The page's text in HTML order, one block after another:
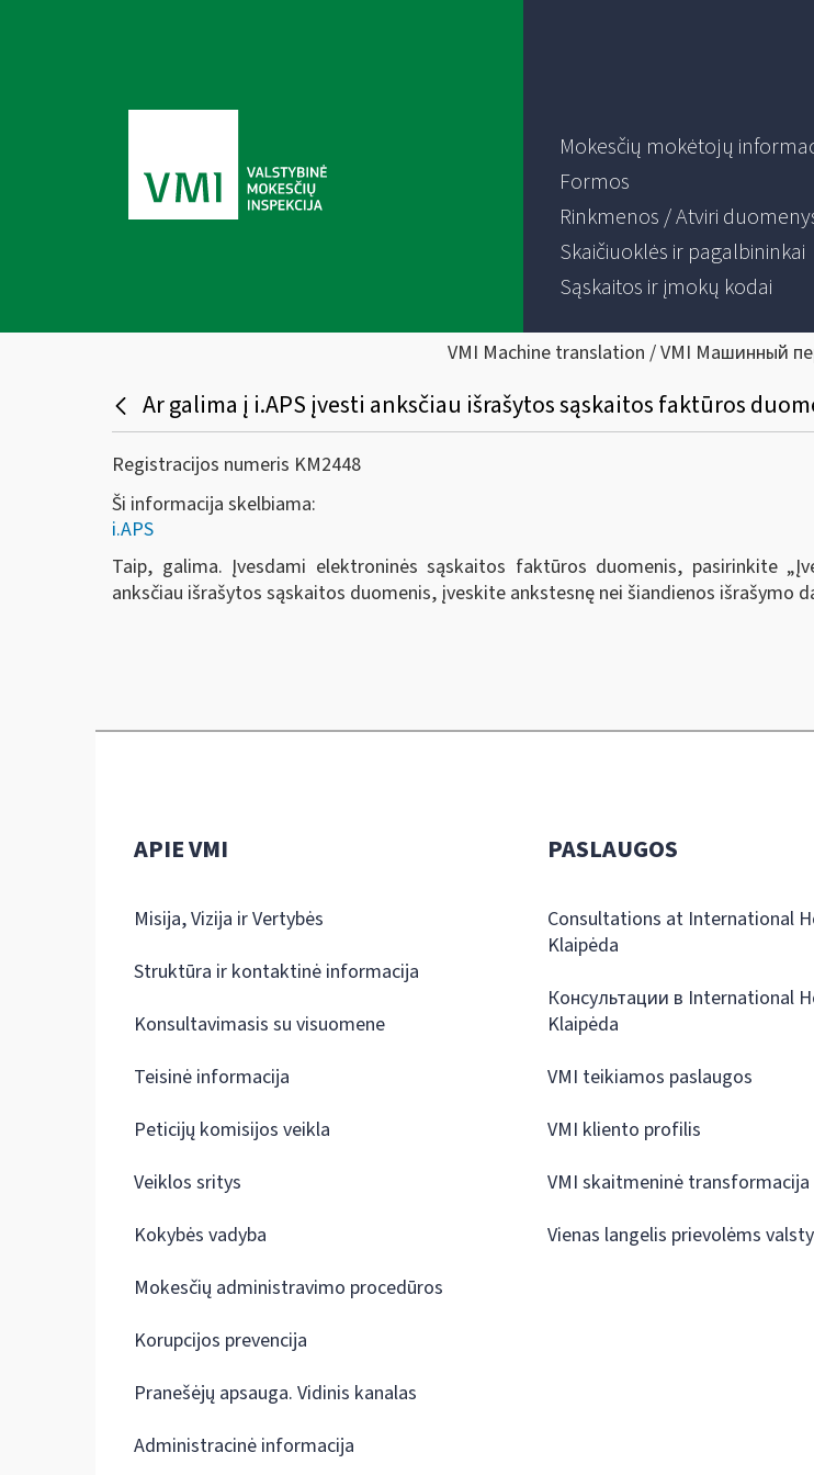
Mokesčių mokėtojų
Formos
Rinkmenos / Atviri
Skaičiuoklės ir pagalbininkai
Sąskaitos ir įmokų kodai
VMI Machine translation / VMI Машинный
Ar galima į i.APS įvesti anksčiau išrašytos sąskaitos faktūros
Registracijos numeris KM2448
Ši informacija skelbiama:
i.APS
Taip, galima. Įvesdami elektroninės sąskaitos faktūros duomenis, pasirinkite
anksčiau išrašytos sąskaitos duomenis, įveskite ankstesnę nei šiandienos išrašymo
APIE VMI
Misija, Vizija ir Vertybės
Struktūra ir kontaktinė informacija
Konsultavimasis su visuomene
Teisinė informacija
Peticijų komisijos veikla
Veiklos sritys
Kokybės vadyba
Mokesčių administravimo procedūros
Korupcijos prevencija
Pranešėjų apsauga. Vidinis kanalas
Administracinė informacija
PASLAUGOS
Consultations at International
Klaipėda
Консультации в International
Klaipėda
VMI teikiamos paslaugos
VMI kliento profilis
VMI skaitmeninė transformacija
Vienas langelis prievolėms